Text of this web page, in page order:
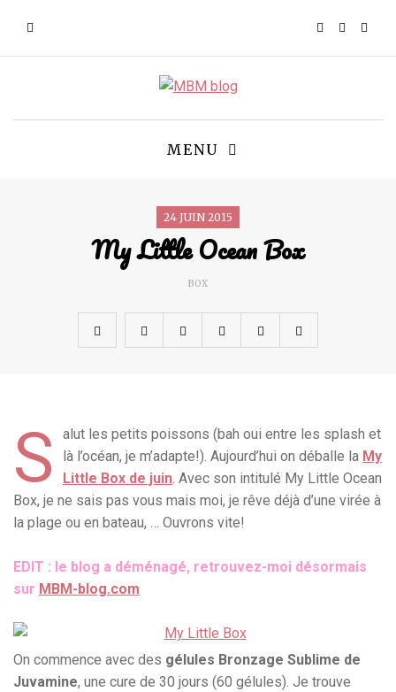
MENU
24 JUIN 2015
My Little Ocean Box
BOX
S
alut les petits poissons (bah oui entre les splash et
là l’océan, je m’adapte!). Aujourd’hui on déballe la My
Little Box de juin. Avec son intitulé My Little Ocean
Box, je ne sais pas vous mais moi, je rêve déjà d’une virée à
la plage ou en bateau, … Ouvrons vite!
EDIT : le blog a déménagé, retrouvez-moi désormais
sur MBM-blog.com
On commence avec des gélules Bronzage Sublime de
Juvamine, une cure de 30 jours (60 gélules). Je trouve